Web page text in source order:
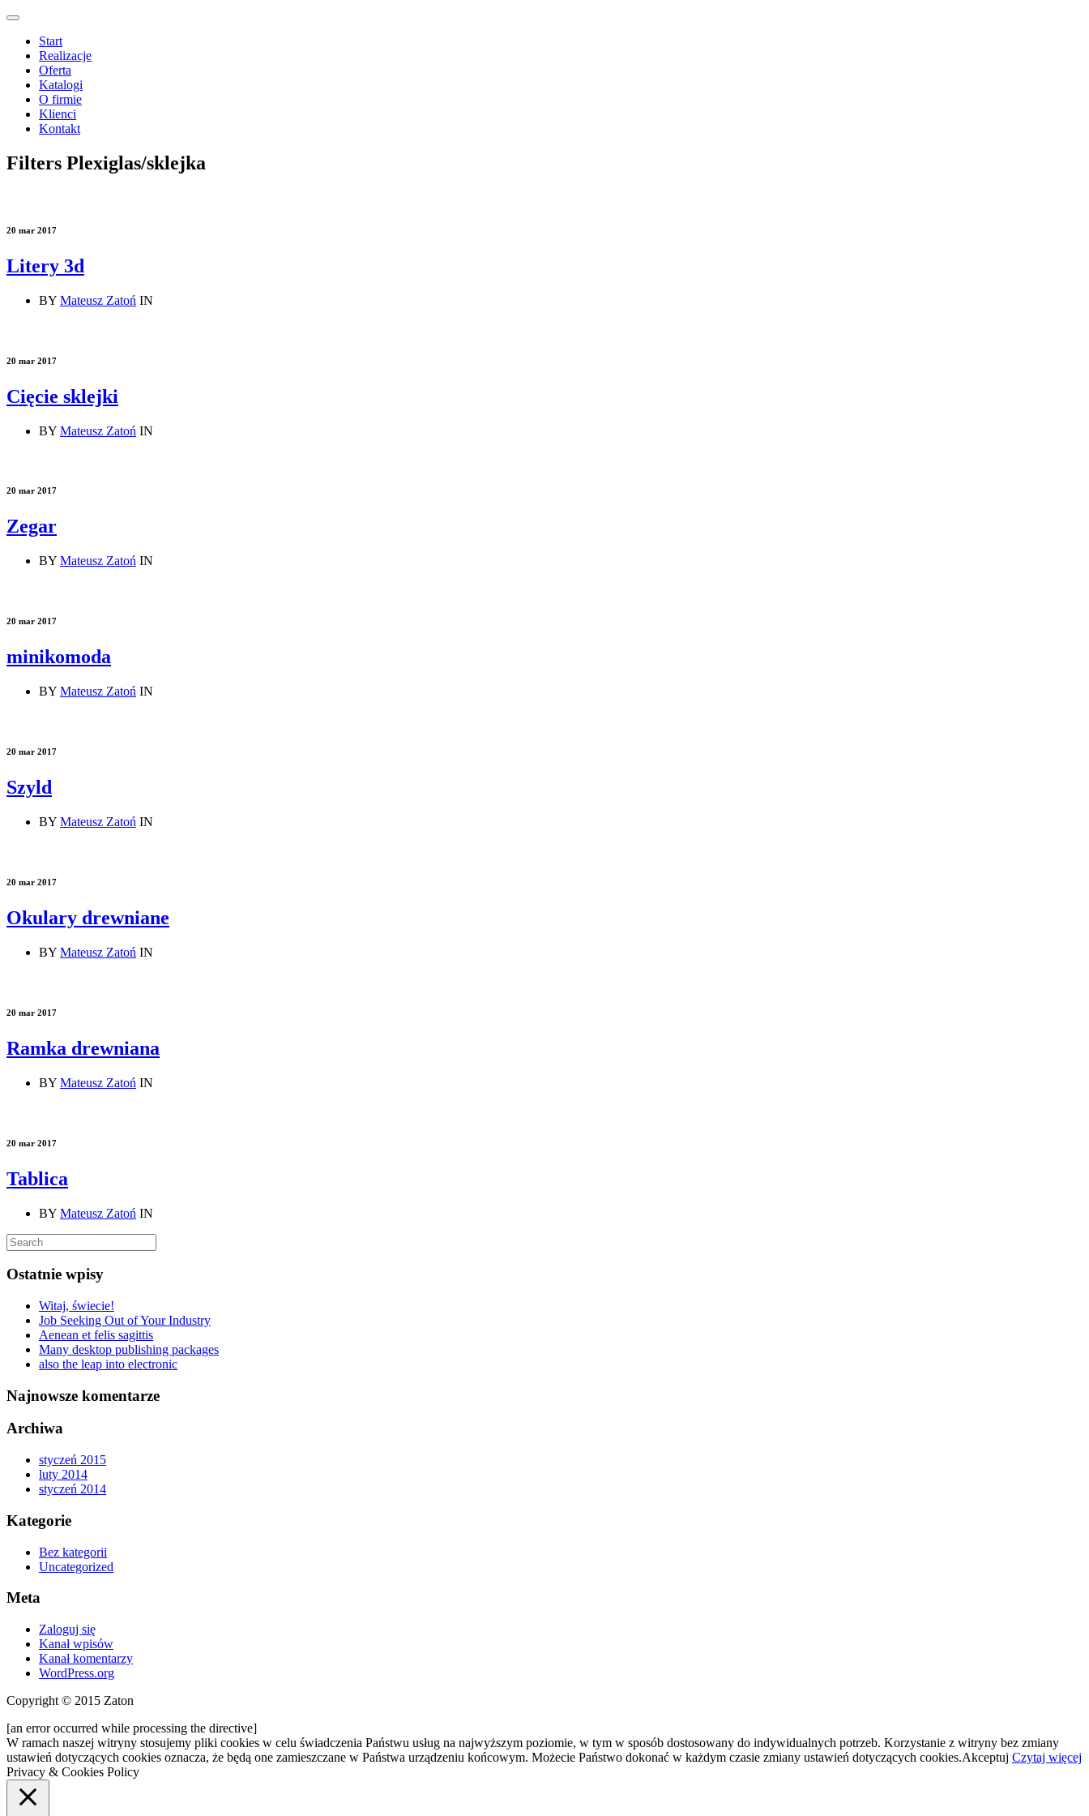
Start
Realizacje
Oferta
Katalogi
O firmie
Klienci
Kontakt
Filters Plexiglas/sklejka
20 mar 2017
Litery 3d
BY Mateusz Zatoń IN
20 mar 2017
Cięcie sklejki
BY Mateusz Zatoń IN
20 mar 2017
Zegar
BY Mateusz Zatoń IN
20 mar 2017
minikomoda
BY Mateusz Zatoń IN
20 mar 2017
Szyld
BY Mateusz Zatoń IN
20 mar 2017
Okulary drewniane
BY Mateusz Zatoń IN
20 mar 2017
Ramka drewniana
BY Mateusz Zatoń IN
20 mar 2017
Tablica
BY Mateusz Zatoń IN
Ostatnie wpisy
Witaj, świecie!
Job Seeking Out of Your Industry
Aenean et felis sagittis
Many desktop publishing packages
also the leap into electronic
Najnowsze komentarze
Archiwa
styczeń 2015
luty 2014
styczeń 2014
Kategorie
Bez kategorii
Uncategorized
Meta
Zaloguj się
Kanał wpisów
Kanał komentarzy
WordPress.org
Copyright © 2015 Zaton
[an error occurred while processing the directive]
W ramach naszej witryny stosujemy pliki cookies w celu świadczenia Państwu usług na najwyższym poziomie, w tym w sposób dostosowany do indywidualnych potrzeb. Korzystanie z witryny bez zmiany
ustawień dotyczących cookies oznacza, że będą one zamieszczane w Państwa urządzeniu końcowym. Możecie Państwo dokonać w każdym czasie zmiany ustawień dotyczących cookies.Akceptuj Czytaj więcej
Privacy & Cookies Policy